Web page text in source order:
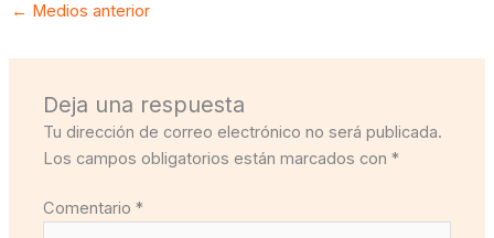
← Medios anterior
Deja una respuesta
Tu dirección de correo electrónico no será publicada.
Los campos obligatorios están marcados con*
Comentario*